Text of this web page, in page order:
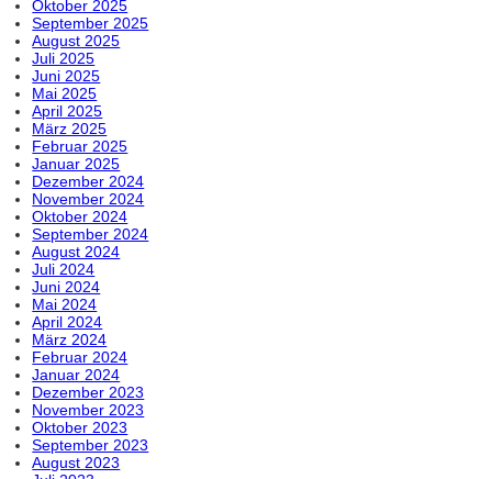
Oktober 2025
September 2025
August 2025
Juli 2025
Juni 2025
Mai 2025
April 2025
März 2025
Februar 2025
Januar 2025
Dezember 2024
November 2024
Oktober 2024
September 2024
August 2024
Juli 2024
Juni 2024
Mai 2024
April 2024
März 2024
Februar 2024
Januar 2024
Dezember 2023
November 2023
Oktober 2023
September 2023
August 2023